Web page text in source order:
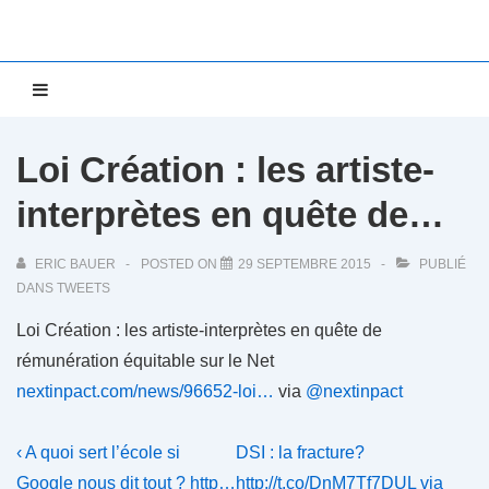
Loi Création : les artiste-
interprètes en quête de…
ERIC BAUER POSTED ON 29 SEPTEMBRE 2015
PUBLIÉ
DANS TWEETS
Loi Création : les artiste-interprètes en quête de
rémunération équitable sur le Net
nextinpact.com/news/96652-loi… via @nextinpact
Navigation
Previous
Post
‹ A quoi sert l’école si
Google nous dit tout ? http…
Next
Post
DSI : la fracture?
http://t.co/DnM7Tf7DUL via